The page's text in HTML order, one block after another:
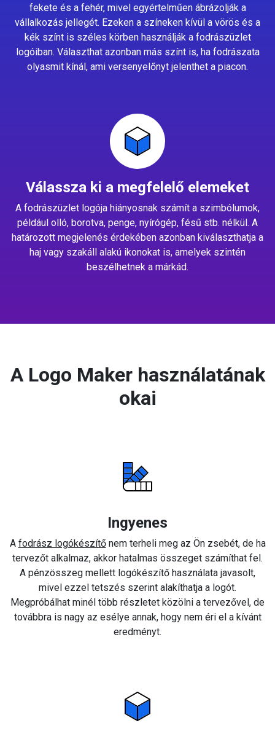
fekete és a fehér, mivel egyértelműen ábrázolják a
vállalkozás jellegét. Ezeken a színeken kívül a vörös és a
kék színt is széles körben használják a fodrászüzlet
logóiban. Választhat azonban más színt is, ha fodrászata
olyasmit kínál, ami versenyelőnyt jelenthet a piacon.
Válassza ki a megfelelő elemeket
A fodrászüzlet logója hiányosnak számít a szimbólumok,
például olló, borotva, penge, nyírógép, fésű stb. nélkül. A
határozott megjelenés érdekében azonban kiválaszthatja a
haj vagy szakáll alakú ikonokat is, amelyek szintén
beszélhetnek a márkád.
A Logo Maker használatának
okai
Ingyenes
A fodrász logókészítőnem terheli meg az Ön zsebét, de ha
tervezőt alkalmaz, akkor hatalmas összeget számíthat fel.
A pénzösszeg mellett logókészítő használata javasolt,
mivel ezzel tetszés szerint alakíthatja a logót.
Megpróbálhat minél több részletet közölni a tervezővel, de
továbbra is nagy az esélye annak, hogy nem éri el a kívánt
eredményt.